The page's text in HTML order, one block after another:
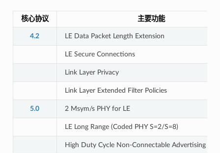
核心协议 主要功能
4.2 LE Data Packet Length Extension
LE Secure Connections
Link Layer Privacy
Link Layer Extended Filter Policies
5.0 2 Msym/s PHY for LE
LE Long Range (Coded PHY S=2/S=8)
High Duty Cycle Non-Connectable Advertising